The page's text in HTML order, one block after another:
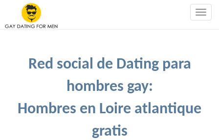
Red social de Dating para
hombres gay:
Hombres en Loire atlantique
gratis